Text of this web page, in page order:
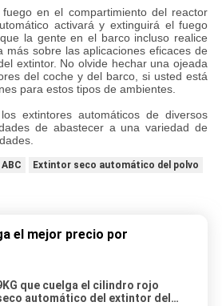
en el compartimiento del reactor
activará y extinguirá el fuego
la gente en el barco incluso realice
más sobre las aplicaciones eficaces de
extintor. No olvide hechar una ojeada
del coche y del barco, si usted está
para estos tipos de ambientes.
extintores automáticos de diversos
de abastecer a una variedad de
Extintor seco automático del polvo
el mejor precio por
que cuelga el cilindro rojo
automático del extintor del